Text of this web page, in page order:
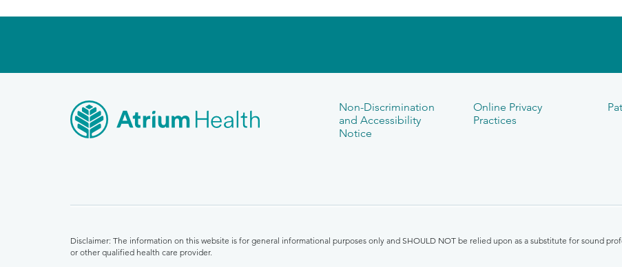
Non-Discrimination
and Accessibility
Notice
Online Privacy
Practices
Disclaimer: The information on this website is for general informational purposes only and SHOULD NOT be relied upon as a substitute for sound
or other qualified health care provider.